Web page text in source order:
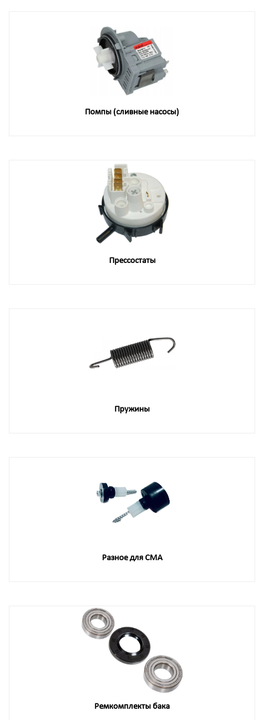
Помпы (сливные насосы)
Прессостаты
Пружины
Разное для СМА
Ремкомплекты бака